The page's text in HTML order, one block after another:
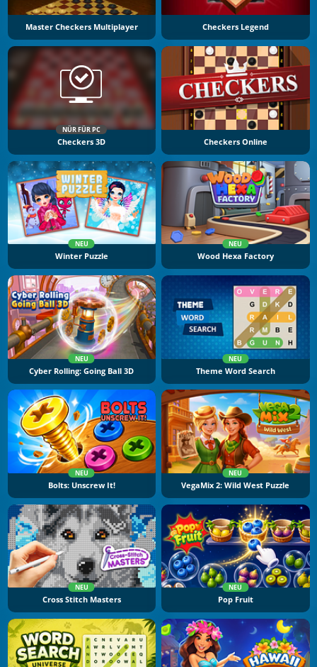
Master Checkers Multiplayer Checkers Legend
NÜR FÜR PC
Checkers 3D Checkers Online
NEU
Winter Puzzle
NEU
Wood Hexa Factory
NEU
Cyber Rolling: Going Ball 3D
NEU
Theme Word Search
NEU
Bolts: Unscrew It!
NEU
VegaMix 2: Wild West Puzzle
NEU
Cross Stitch Masters
NEU
Pop Fruit